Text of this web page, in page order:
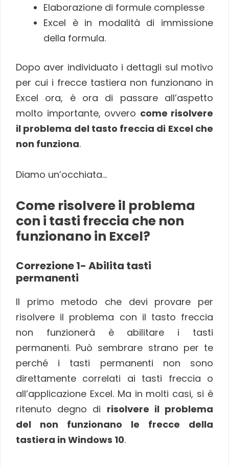
Elaborazione di formule complesse
Excel è in modalità di immissione
della formula.
Dopo aver individuato i dettagli sul motivo
per cui i frecce tastiera non funzionano in
Excel ora, è ora di passare all’aspetto
molto importante, ovvero come risolvere
il problema del tasto freccia di Excel che
non funziona.
Diamo un’occhiata…
Come risolvere il problema
con i tasti freccia che non
funzionano in Excel?
Correzione 1- Abilita tasti
permanenti
Il primo metodo che devi provare per
risolvere il problema con il tasto freccia
non funzionerà è abilitare i tasti
permanenti. Può sembrare strano per te
perché i tasti permanenti non sono
direttamente correlati ai tasti freccia o
all’applicazione Excel. Ma in molti casi, si è
ritenuto degno di risolvere il problema
del non funzionano le frecce della
tastiera in Windows 10.